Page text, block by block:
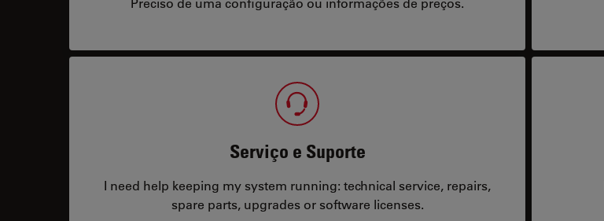
Serviço e Suporte
I need help keeping my system running: technical service, repairs,
spare parts, upgrades or software licenses.